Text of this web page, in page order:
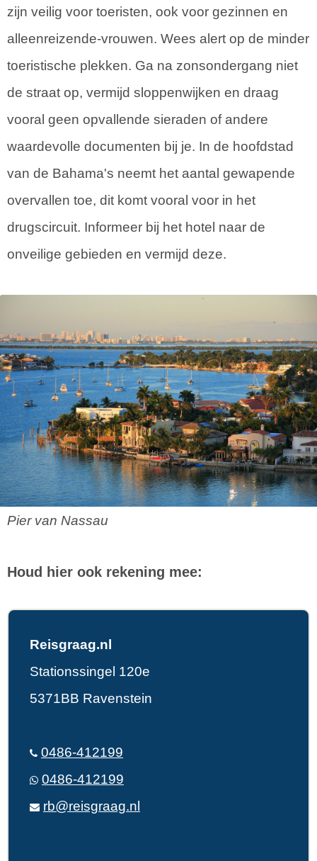
zijn veilig voor toeristen, ook voor gezinnen en
alleenreizende-vrouwen. Wees alert op de minder
toeristische plekken. Ga na zonsondergang niet
de straat op, vermijd sloppenwijken en draag
vooral geen opvallende sieraden of andere
waardevolle documenten bij je. In de hoofdstad
van de Bahama's neemt het aantal gewapende
overvallen toe, dit komt vooral voor in het
drugscircuit. Informeer bij het hotel naar de
onveilige gebieden en vermijd deze.
Pier van Nassau
Houd hier ook rekening mee:
Reisgraag.nl
Stationssingel 120e
5371BB Ravenstein
0486-412199
0486-412199
rb@reisgraag.nl